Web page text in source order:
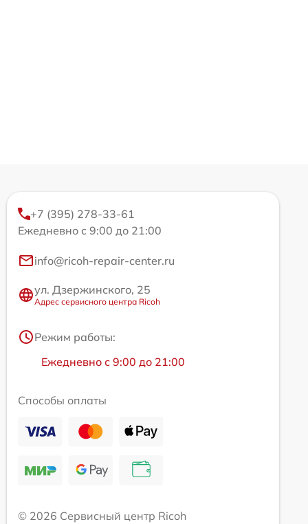
+7 (395) 278-33-61
Ежедневно с 9:00 до 21:00
info@ricoh-repair-center.ru
ул. Дзержинского, 25
Адрес сервисного центра Ricoh
Режим работы:
Ежедневно с 9:00 до 21:00
Способы оплаты
© 2026 Сервисный центр Ricoh